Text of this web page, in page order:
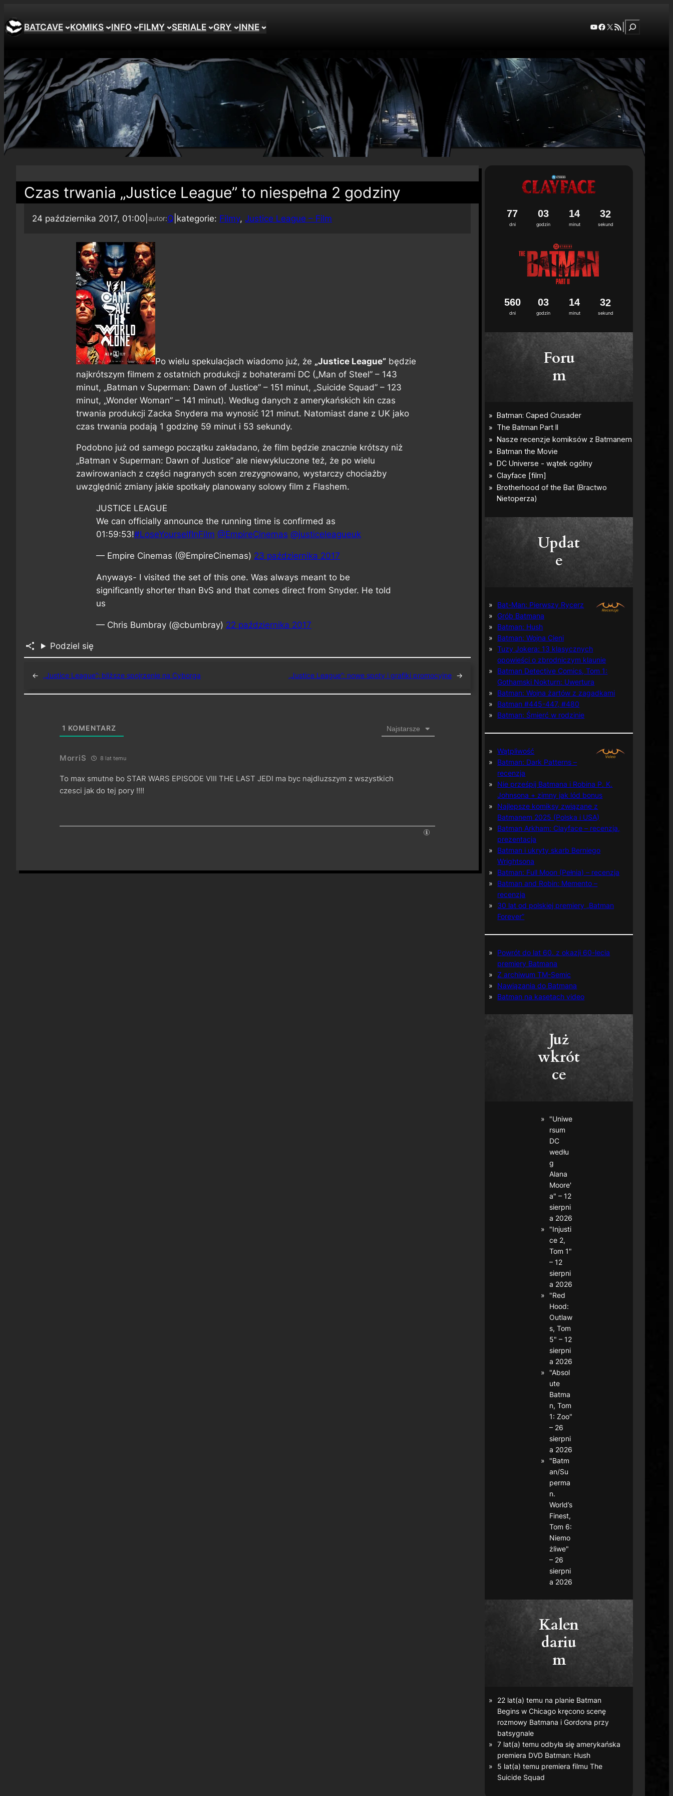
BATCAVE KOMIKS INFO FILMY SERIALE GRY INNE YouTube
Facebook
X RSS FeedSzukaj
Czas trwania „Justice League” to niespełna 2 godziny
24 października 2017, 01:00 autor:Q kategorie: Filmy, Justice League – Film
Po wielu spekulacjach wiadomo już, że „Justice League” będzie
najkrótszym filmem z ostatnich produkcji z bohaterami DC („Man of Steel” – 143
minut, „Batman v Superman: Dawn of Justice” – 151 minut, „Suicide Squad” – 123
minut, „Wonder Woman” – 141 minut). Według danych z amerykańskich kin czas
trwania produkcji Zacka Snydera ma wynosić 121 minut. Natomiast dane z UK jako
czas trwania podają 1 godzinę 59 minut i 53 sekundy.
Podobno już od samego początku zakładano, że film będzie znacznie krótszy niż
„Batman v Superman: Dawn of Justice” ale niewykluczone też, że po wielu
zawirowaniach z części nagranych scen zrezygnowano, wystarczy chociażby
uwzględnić zmiany jakie spotkały planowany solowy film z Flashem.
JUSTICE LEAGUE
We can officially announce the running time is confirmed as
01:59:53!#LoseYourselfInFilm @EmpireCinemas @justiceleagueuk
— Empire Cinemas (@EmpireCinemas) 23 października 2017
Anyways- I visited the set of this one. Was always meant to be
significantly shorter than BvS and that comes direct from Snyder. He told
us
— Chris Bumbray (@cbumbray) 22 października 2017
Podziel się
← „Justice League”: bliższe spojrzenie na Cyborga „Justice League”: nowe spoty i grafiki promocyjne →
1 KOMENTARZ Najstarsze
MorriS 8 lat temu
To max smutne bo STAR WARS EPISODE VIII THE LAST JEDI ma byc najdluzszym z wszystkich
czesci jak do tej pory !!!!
dni
77
godzin
03
minut
14
sekund
31
dni
560
godzin
03
minut
14
sekund
31
Foru
m
Updat
e
Bat-Man: Pierwszy Rycerz
Grób Batmana
Batman: Hush
Batman: Wojna Cieni
Tuzy Jokera: 13 klasycznych
opowieści o zbrodniczym klaunie
Batman Detective Comics, Tom 1:
Gothamski Nokturn: Uwertura
Batman: Wojna żartów z zagadkami
Batman #445-447, #480
Batman: Śmierć w rodzinie
Wątpliwość
Batman: Dark Patterns –
recenzja
Nie prześpij Batmana i Robina P. K.
Johnsona + zimny jak lód bonus
Najlepsze komiksy związane z
Batmanem 2025 (Polska i USA)
Batman Arkham: Clayface – recenzja,
prezentacja
Batman i ukryty skarb Berniego
Wrightsona
Batman: Full Moon (Pełnia) – recenzja
Batman and Robin: Memento –
recenzja
30 lat od polskiej premiery „Batman
Forever”
Powrót do lat 60. z okazji 60-lecia
premiery Batmana
Z archiwum TM-Semic
Nawiązania do Batmana
Batman na kasetach video
Już
wkrót
ce
"Uniwe
rsum
DC
wedłu
g
Alana
Moore'
a" – 12
sierpni
a 2026
"Injusti
ce 2,
Tom 1"
– 12
sierpni
a 2026
"Red
Hood:
Outlaw
s, Tom
5" – 12
sierpni
a 2026
"Absol
ute
Batma
n, Tom
1: Zoo"
– 26
sierpni
a 2026
"Batm
an/Su
perma
n.
World’s
Finest,
Tom 6:
Niemo
żliwe"
– 26
sierpni
a 2026
Kalen
dariu
m
22 lat(a) temu na planie Batman
Begins w Chicago kręcono scenę
rozmowy Batmana i Gordona przy
batsygnale
7 lat(a) temu odbyła się amerykańska
premiera DVD Batman: Hush
5 lat(a) temu premiera filmuThe
Suicide Squad